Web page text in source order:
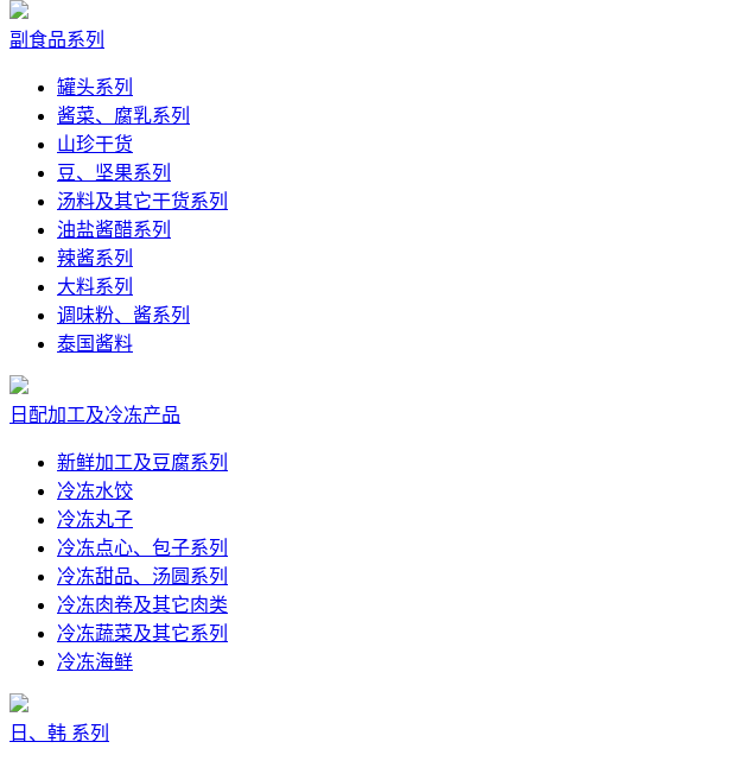
副食品系列
罐头系列
酱菜、腐乳系列
山珍干货
豆、坚果系列
汤料及其它干货系列
油盐酱醋系列
辣酱系列
大料系列
调味粉、酱系列
泰国酱料
日配加工及冷冻产品
新鲜加工及豆腐系列
冷冻水饺
冷冻丸子
冷冻点心、包子系列
冷冻甜品、汤圆系列
冷冻肉卷及其它肉类
冷冻蔬菜及其它系列
冷冻海鲜
日、韩 系列